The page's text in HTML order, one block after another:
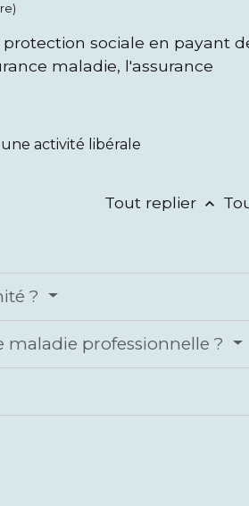
sociale en payant
maladie, l'assurance
activité libérale
Tout replier keyboard_arrow_up
?
professionnelle ?